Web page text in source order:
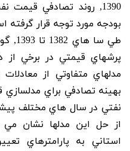
1390, روند تصادفي
بودجه مورد توجه قرار
طي سا
پرشهاي قيمتي در برخي
مدلهاي متفاوتي از
بهينه تصادفي براي
نفتي در سال هاي مختلف
از حل اين مدلها نشان
استاني به پارامترهاي